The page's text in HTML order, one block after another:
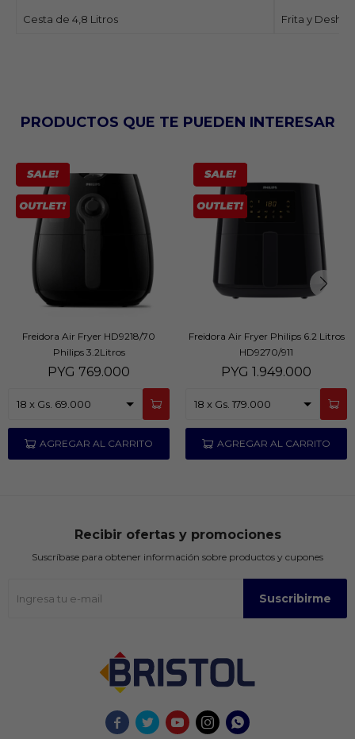
Cesta de 4,8 Litros Frita y
PRODUCTOS QUE TE PUEDEN INTERESAR
Freidora Air Fryer HD9218/70
Philips 3.2Litros
PYG 769.000
Freidora Air Fryer Philips 6.2 Litros
HD9270/911
PYG 1.949.000
    
Recibir ofertas y promociones
Suscríbase para obtener información sobre productos y cupones
Suscribirme